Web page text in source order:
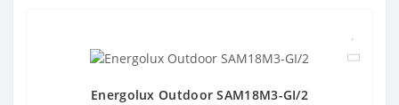
Energolux Outdoor SAM18M3-GI/2